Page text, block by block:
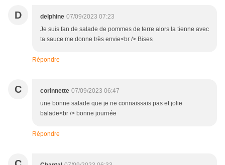
D delphine 07/09/2023 07:23
Je suis fan de salade de pommes de terre alors la tienne avec
ta sauce me donne très envie<br /> Bises
Répondre
C corinnette 07/09/2023 06:47
une bonne salade que je ne connaissais pas et jolie
balade<br /> bonne journée
Répondre